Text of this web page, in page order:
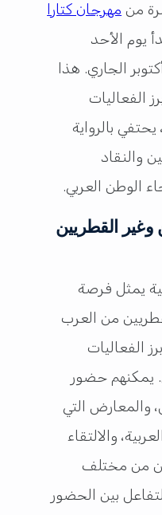
منمهرجان كتارا
الأحد
حتى 20 أكتوبر الجاري. هذا
بالرواية
والنقاد
الوطن العربي.
القطريين
يمثل فرصة
من العرب
يمكنهم حضور
التي
والالتقاء
من مختلف
بين الحضور